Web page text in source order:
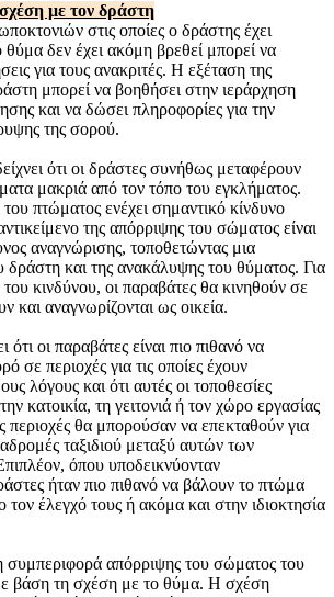
με τον δράστη
στις οποίες ο δράστης έχει
θύμα δεν έχει ακόμη βρεθεί μπορεί να
για τους ανακριτές. Η εξέταση της
μπορεί να βοηθήσει στην ιεράρχηση
και να δώσει πληροφορίες για την
της σορού.
ότι οι δράστες συνήθως μεταφέρουν
μακριά από τον τόπο του εγκλήματος.
πτώματος ενέχει σημαντικό κίνδυνο
της απόρριψης του σώματος είναι
αναγνώρισης, τοποθετώντας μια
και της ανακάλυψης του θύματος. Για
κινδύνου, οι παραβάτες θα κινηθούν σε
και αναγνωρίζονται ως οικεία.
ότι οι παραβάτες είναι πιο πιθανό να
σε περιοχές για τις οποίες έχουν
λόγους και ότι αυτές οι τοποθεσίες
κατοικία, τη γειτονιά ή τον χώρο εργασίας
περιοχές θα μπορούσαν να επεκταθούν για
ταξιδιού μεταξύ αυτών των
όπου υποδεικνύονταν
ήταν πιο πιθανό να βάλουν το πτώμα
έλεγχό τους ή ακόμα και στην ιδιοκτησία
συμπεριφορά απόρριψης του σώματος του
βάση τη σχέση με το θύμα. Η σχέση